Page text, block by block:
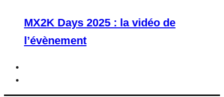
MX2K Days 2025 : la vidéo de
l’évènement